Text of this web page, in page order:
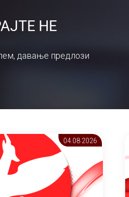
НЕ
давање предлози
04.08 2026